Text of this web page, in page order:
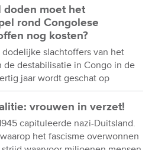
doden moet het
rond Congolese
nog kosten?
dodelijke slachtoffers van het
de destabilisatie in Congo in de
jaar wordt geschat op
vrouwen in verzet!
capituleerde nazi-Duitsland.
het fascisme overwonnen